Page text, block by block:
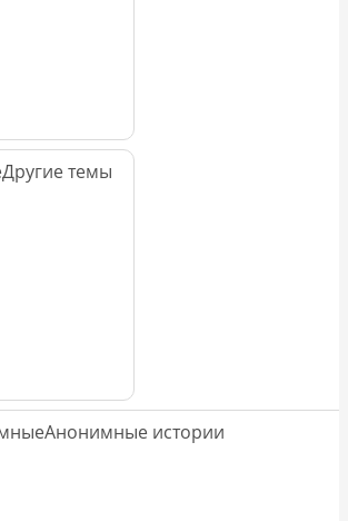
Другие темы
Анонимные истории